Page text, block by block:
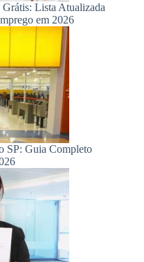
Lista Atualizada
em 2026
SP: Guia Completo